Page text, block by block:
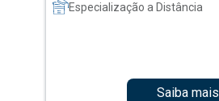
Especialização a Distância
Saiba mais